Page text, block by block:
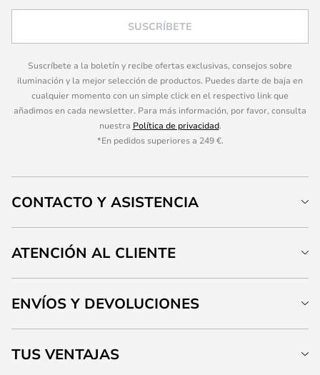
SUSCRÍBETE
Suscríbete a la boletín y recibe ofertas exclusivas, consejos sobre
iluminación y la mejor selección de productos. Puedes darte de baja en
cualquier momento con un simple click en el respectivo link que
añadimos en cada newsletter. Para más información, por favor, consulta
nuestra Política de privacidad.
*En pedidos superiores a 249 €.
CONTACTO Y ASISTENCIA
ATENCIÓN AL CLIENTE
ENVÍOS Y DEVOLUCIONES
TUS VENTAJAS